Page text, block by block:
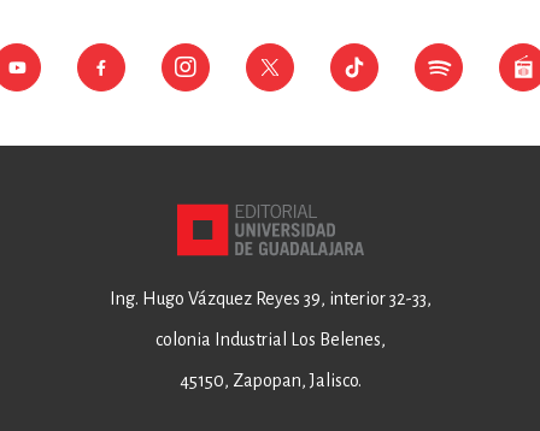
Ing. Hugo Vázquez Reyes 39, interior 32-33,
colonia Industrial Los Belenes,
45150, Zapopan, Jalisco.